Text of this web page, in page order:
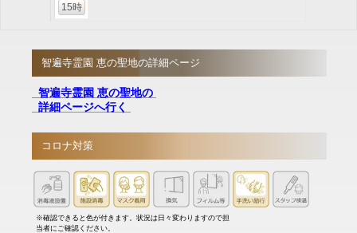
15時
智遍寺霊園 恵の聖地の詳細ページ
智遍寺霊園 恵の聖地の
詳細ページへ行く
コロナ対策
※確認できると色が付きます。状況は日々変わりますので担
当者にご確認ください。